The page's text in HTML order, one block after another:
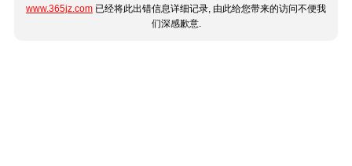
www.365jz.com 已经将此出错信息详细记录, 由此给您带来的访问不便我
们深感歉意.